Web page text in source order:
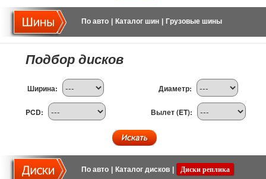
По авто Каталог шин Грузовые шины
Подбор дисков
Ширина: Диаметр:
PCD: Вылет (ET):
По авто Каталог дисков Диски реплика